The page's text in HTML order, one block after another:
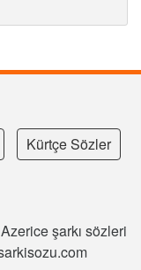
Kürtçe Sözler
şarkı sözleri